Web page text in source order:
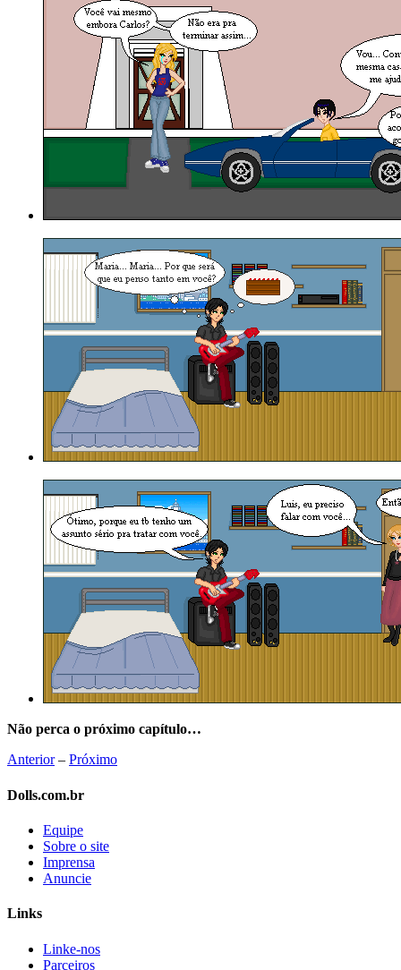
Não perca o próximo capítulo…
Anterior– Próximo
Dolls.com.br
Equipe
Sobre o site
Imprensa
Anuncie
Links
Linke-nos
Parceiros